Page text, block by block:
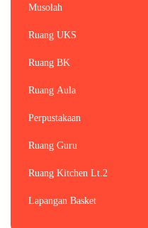
Musolah
Ruang UKS
Ruang BK
Ruang Aula
Perpustakaan
Ruang Guru
Ruang Kitchen Lt.2
Lapangan Basket